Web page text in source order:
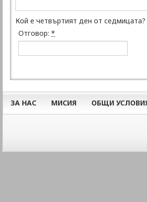
Кой е четвъртият ден от седмицата?
Отговор: *
ЗА НАС МИСИЯ ОБЩИ